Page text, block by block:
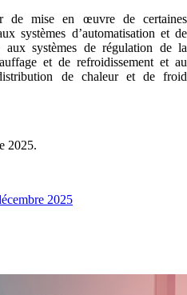
de mise en œuvre de certaines
systèmes d’automatisation et de
aux systèmes de régulation de la
et de refroidissement et au
de chaleur et de froid
2025.
2025